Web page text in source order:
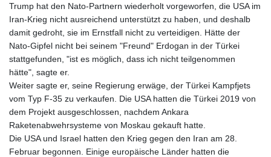
Trump hat den Nato-Partnern wiederholt vorgeworfen, die USA im
Iran-Krieg nicht ausreichend unterstützt zu haben, und deshalb
damit gedroht, sie im Ernstfall nicht zu verteidigen. Hätte der
Nato-Gipfel nicht bei seinem "Freund" Erdogan in der Türkei
stattgefunden, "ist es möglich, dass ich nicht teilgenommen
hätte", sagte er.
Weiter sagte er, seine Regierung erwäge, der Türkei Kampfjets
vom Typ F-35 zu verkaufen. Die USA hatten die Türkei 2019 von
dem Projekt ausgeschlossen, nachdem Ankara
Raketenabwehrsysteme von Moskau gekauft hatte.
Die USA und Israel hatten den Krieg gegen den Iran am 28.
Februar begonnen. Einige europäische Länder hatten die